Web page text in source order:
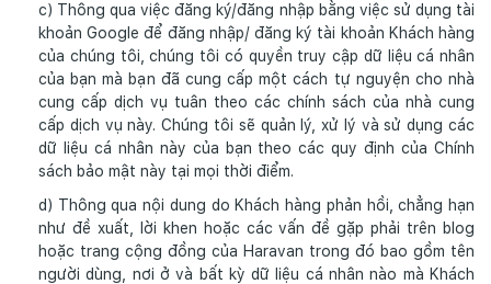
c) Thông qua việc đăng ký/đăng nhập bằng việc sử dụng tài
khoản Google để đăng nhập/ đăng ký tài khoản Khách hàng
của chúng tôi, chúng tôi có quyền truy cập dữ liệu cá nhân
của bạn mà bạn đã cung cấp một cách tự nguyện cho nhà
cung cấp dịch vụ tuân theo các chính sách của nhà cung
cấp dịch vụ này. Chúng tôi sẽ quản lý, xử lý và sử dụng các
dữ liệu cá nhân này của bạn theo các quy định của Chính
sách bảo mật này tại mọi thời điểm.
d) Thông qua nội dung do Khách hàng phản hồi, chẳng hạn
như đề xuất, lời khen hoặc các vấn đề gặp phải trên blog
hoặc trang cộng đồng của Haravan trong đó bao gồm tên
người dùng, nơi ở và bất kỳ dữ liệu cá nhân nào mà Khách